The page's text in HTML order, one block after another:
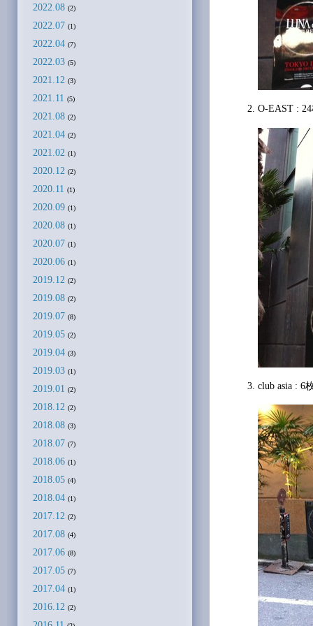
O-EAST :
club asia : 6
2022.08 (2)
2022.07 (1)
2022.04 (7)
2022.03 (5)
2021.12 (3)
2021.11 (5)
2021.08 (2)
2021.04 (2)
2021.02 (1)
2020.12 (2)
2020.11 (1)
2020.09 (1)
2020.08 (1)
2020.07 (1)
2020.06 (1)
2019.12 (2)
2019.08 (2)
2019.07 (8)
2019.05 (2)
2019.04 (3)
2019.03 (1)
2019.01 (2)
2018.12 (2)
2018.08 (3)
2018.07 (7)
2018.06 (1)
2018.05 (4)
2018.04 (1)
2017.12 (2)
2017.08 (4)
2017.06 (8)
2017.05 (7)
2017.04 (1)
2016.12 (2)